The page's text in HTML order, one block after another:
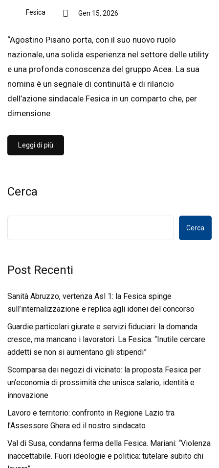
Fesica Gen 15, 2026
“Agostino Pisano porta, con il suo nuovo ruolo
nazionale, una solida esperienza nel settore delle utility
e una profonda conoscenza del gruppo Acea. La sua
nomina è un segnale di continuità e di rilancio
dell’azione sindacale Fesica in un comparto che, per
dimensione
Leggi di più
Cerca
Cerca
Post Recenti
Sanità Abruzzo, vertenza Asl 1: la Fesica spinge
sull’internalizzazione e replica agli idonei del concorso
Guardie particolari giurate e servizi fiduciari: la domanda
cresce, ma mancano i lavoratori. La Fesica: “Inutile cercare
addetti se non si aumentano gli stipendi”
Scomparsa dei negozi di vicinato: la proposta Fesica per
un’economia di prossimità che unisca salario, identità e
innovazione
Lavoro e territorio: confronto in Regione Lazio tra
l’Assessore Ghera ed il nostro sindacato
Val di Susa, condanna ferma della Fesica. Mariani: “Violenza
inaccettabile. Fuori ideologie e politica: tutelare subito chi